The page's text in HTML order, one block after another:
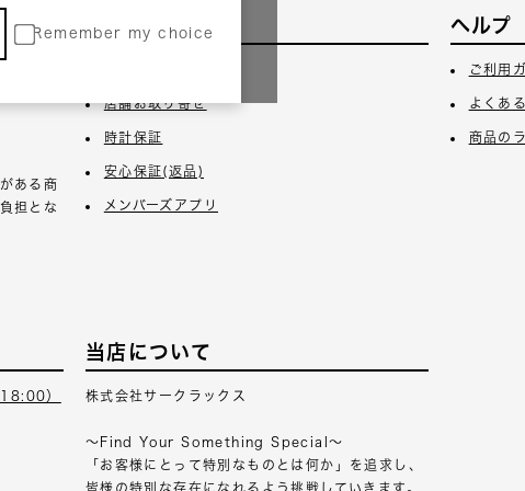
Remember my choice
ある商
担とな
サービス
店舗お取り寄せ
時計保証
安心保証(返品)
メンバーズアプリ
ヘルプ
ご利用
よくあ
商品の
）
当店について
株式会社サークラックス
～Find Your Something Special～
「お客様にとって特別なものとは何か」を追求し、
皆様の特別な存在になれるよう挑戦していきます。